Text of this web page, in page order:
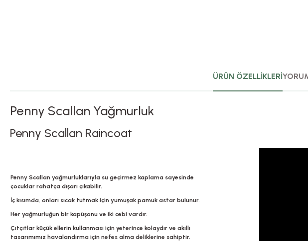
ÜRÜN ÖZELLİKLERİ
Penny Scallan Yağmurluk
Penny Scallan Raincoat
Penny Scallan yağmurluklarıyla su geçirmez kaplama sayesinde
çocuklar rahatça dışarı çıkabilir.
İç kısımda, onları sıcak tutmak için yumuşak pamuk astar bulunur.
Her yağmurluğun bir kapüşonu ve iki cebi vardır.
Çıtçıtlar küçük ellerin kullanması için yeterince kolaydır ve akıllı
tasarımımız havalandırma için nefes alma deliklerine sahiptir.